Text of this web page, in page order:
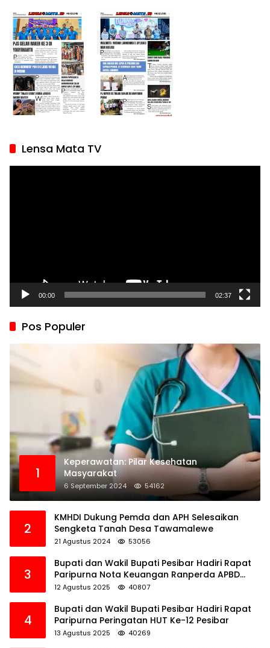
Lensa Mata TV
00:00 02:37
Pos Populer
1
Keperawatan: Pilar Kesehatan
Masyarakat
6 September 2024 54162
2
KMHDI Dukung Pemda dan APH Selesaikan
Sengketa Tanah Desa Tawamalewe
21 Agustus 2024 53056
3
Bupati dan Wakil Bupati Pesibar Hadiri Rapat
Paripurna Nota Keuangan Ranperda APBD
Perubahan TA 2025
12 Agustus 2025 40807
4
Bupati dan Wakil Bupati Pesibar Hadiri Rapat
Paripurna Peringatan HUT Ke-12 Pesibar
13 Agustus 2025 40269